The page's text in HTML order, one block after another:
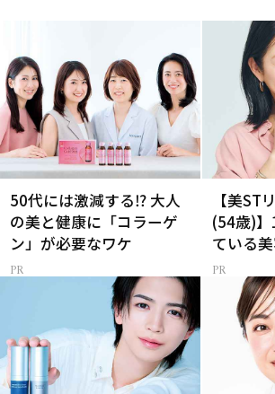
50代には激減する⁉ 大人
の美と健康に「コラーゲ
ン」が必要なワケ
【美ST
(54歳)
ている